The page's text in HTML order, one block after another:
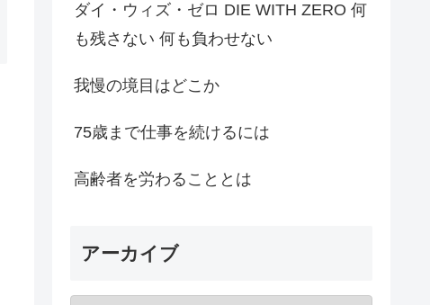
ダイ・ウィズ・ゼロ DIE WITH ZERO 何
も残さない 何も負わせない
我慢の境目はどこか
75歳まで仕事を続けるには
高齢者を労わることとは
アーカイブ